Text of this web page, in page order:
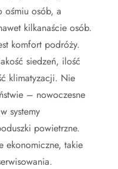
ośmiu osób, a
kilkanaście osób.
komfort podróży.
siedzeń, ilość
klimatyzacji. Nie
– nowoczesne
systemy
powietrzne.
ekonomiczne, takie